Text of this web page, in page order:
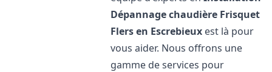
Dépannage chaudière Frisquet
Flers en Escrebieux est là pour
vous aider. Nous offrons une
gamme de services pour